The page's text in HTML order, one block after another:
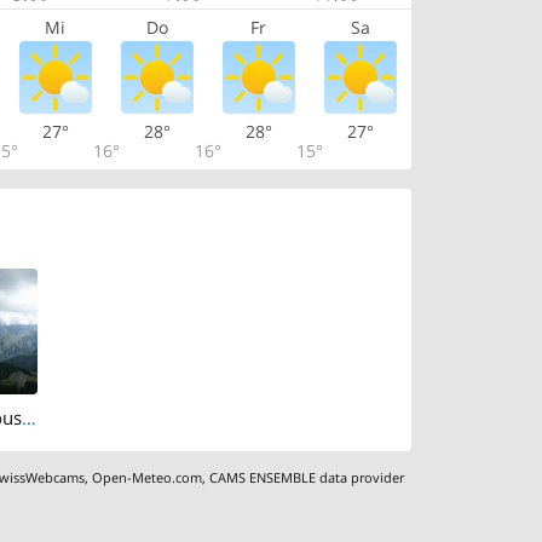
Mi Do Fr Sa
27°
16°
28°
16°
28°
15°
27°
Ormont-Dessous › North-east: Les Diablerets - Meilleret
,Open-Meteo.com,CAMS ENSEMBLE data provider